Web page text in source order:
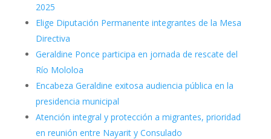
2025
Elige Diputación Permanente integrantes de la Mesa
Directiva
Geraldine Ponce participa en jornada de rescate del
Río Mololoa
Encabeza Geraldine exitosa audiencia pública en la
presidencia municipal
Atención integral y protección a migrantes, prioridad
en reunión entre Nayarit y Consulado